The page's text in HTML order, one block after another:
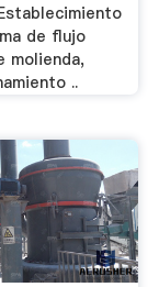
de flujo
molienda,
..